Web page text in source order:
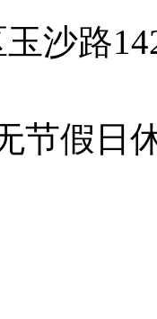
沙路
节假日